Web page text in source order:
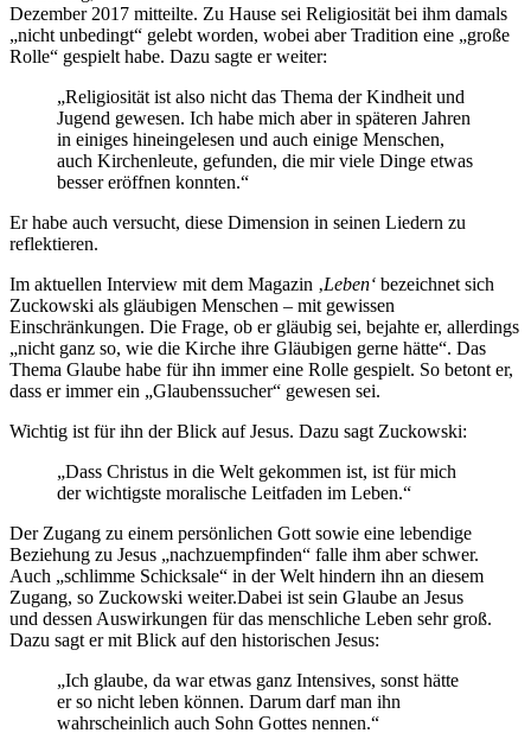
Dezember 2017 mitteilte. Zu Hause sei Religiosität bei ihm damals
„nicht unbedingt“ gelebt worden, wobei aber Tradition eine „große
Rolle“ gespielt habe. Dazu sagte er weiter:
„Religiosität ist also nicht das Thema der Kindheit und
Jugend gewesen. Ich habe mich aber in späteren Jahren
in einiges hineingelesen und auch einige Menschen,
auch Kirchenleute, gefunden, die mir viele Dinge etwas
besser eröffnen konnten.“
Er habe auch versucht, diese Dimension in seinen Liedern zu
reflektieren.
Im aktuellen Interview mit dem Magazin ‚Leben‘ bezeichnet sich
Zuckowski als gläubigen Menschen – mit gewissen
Einschränkungen. Die Frage, ob er gläubig sei, bejahte er, allerdings
„nicht ganz so, wie die Kirche ihre Gläubigen gerne hätte“. Das
Thema Glaube habe für ihn immer eine Rolle gespielt. So betont er,
dass er immer ein „Glaubenssucher“ gewesen sei.
Wichtig ist für ihn der Blick auf Jesus. Dazu sagt Zuckowski:
„Dass Christus in die Welt gekommen ist, ist für mich
der wichtigste moralische Leitfaden im Leben.“
Der Zugang zu einem persönlichen Gott sowie eine lebendige
Beziehung zu Jesus „nachzuempfinden“ falle ihm aber schwer.
Auch „schlimme Schicksale“ in der Welt hindern ihn an diesem
Zugang, so Zuckowski weiter.Dabei ist sein Glaube an Jesus
und dessen Auswirkungen für das menschliche Leben sehr groß.
Dazu sagt er mit Blick auf den historischen Jesus:
„Ich glaube, da war etwas ganz Intensives, sonst hätte
er so nicht leben können. Darum darf man ihn
wahrscheinlich auch Sohn Gottes nennen.“